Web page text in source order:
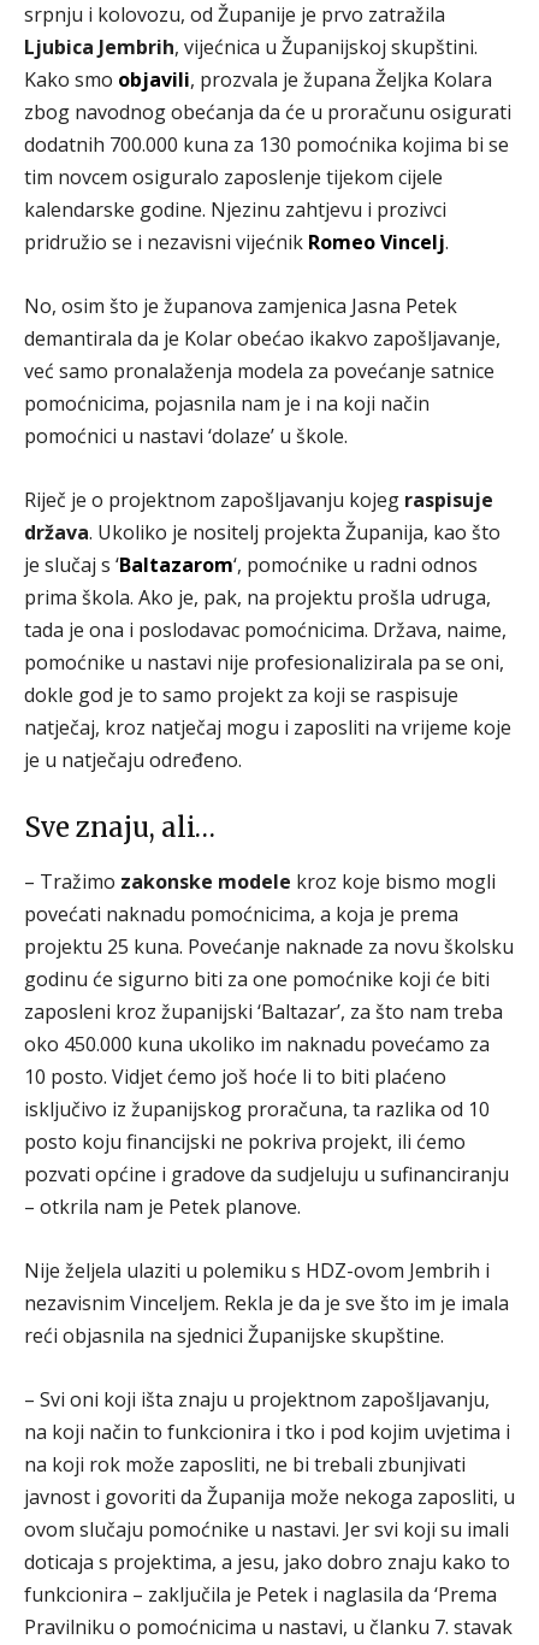
srpnju i kolovozu, od Županije je prvo zatražila
Ljubica Jembrih, vijećnica u Županijskoj skupštini.
Kako smo objavili, prozvala je župana Željka Kolara
zbog navodnog obećanja da će u proračunu osigurati
dodatnih 700.000 kuna za 130 pomoćnika kojima bi se
tim novcem osiguralo zaposlenje tijekom cijele
kalendarske godine. Njezinu zahtjevu i prozivci
pridružio se i nezavisni vijećnik Romeo Vincelj.
No, osim što je županova zamjenica Jasna Petek
demantirala da je Kolar obećao ikakvo zapošljavanje,
već samo pronalaženja modela za povećanje satnice
pomoćnicima, pojasnila nam je i na koji način
pomoćnici u nastavi ‘dolaze’ u škole.
Riječ je o projektnom zapošljavanju kojeg raspisuje
država. Ukoliko je nositelj projekta Županija, kao što
je slučaj s ‘Baltazarom‘, pomoćnike u radni odnos
prima škola. Ako je, pak, na projektu prošla udruga,
tada je ona i poslodavac pomoćnicima. Država, naime,
pomoćnike u nastavi nije profesionalizirala pa se oni,
dokle god je to samo projekt za koji se raspisuje
natječaj, kroz natječaj mogu i zaposliti na vrijeme koje
je u natječaju određeno.
Sve znaju, ali…
– Tražimo zakonske modele kroz koje bismo mogli
povećati naknadu pomoćnicima, a koja je prema
projektu 25 kuna. Povećanje naknade za novu školsku
godinu će sigurno biti za one pomoćnike koji će biti
zaposleni kroz županijski ‘Baltazar’, za što nam treba
oko 450.000 kuna ukoliko im naknadu povećamo za
10 posto. Vidjet ćemo još hoće li to biti plaćeno
isključivo iz županijskog proračuna, ta razlika od 10
posto koju financijski ne pokriva projekt, ili ćemo
pozvati općine i gradove da sudjeluju u sufinanciranju
– otkrila nam je Petek planove.
Nije željela ulaziti u polemiku s HDZ-ovom Jembrih i
nezavisnim Vinceljem. Rekla je da je sve što im je imala
reći objasnila na sjednici Županijske skupštine.
– Svi oni koji išta znaju u projektnom zapošljavanju,
na koji način to funkcionira i tko i pod kojim uvjetima i
na koji rok može zaposliti, ne bi trebali zbunjivati
javnost i govoriti da Županija može nekoga zaposliti, u
ovom slučaju pomoćnike u nastavi. Jer svi koji su imali
doticaja s projektima, a jesu, jako dobro znaju kako to
funkcionira – zaključila je Petek i naglasila da ‘Prema
Pravilniku o pomoćnicima u nastavi, u članku 7. stavak